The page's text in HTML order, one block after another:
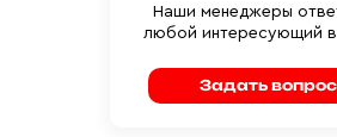
Наши менеджеры
любой интересующий
Задать вопрос